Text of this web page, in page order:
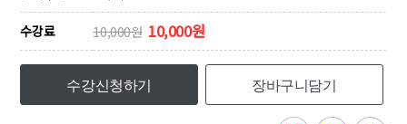
수강료 10,000원 10,000원
수강신청하기 장바구니담기